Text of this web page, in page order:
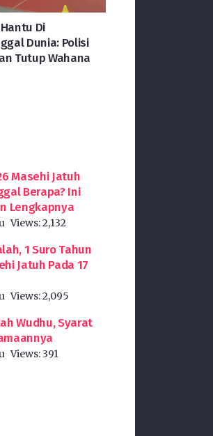
Di
Dunia: Polisi
Tutup Wahana
Masehi Jatuh
Berapa? Ini
Lengkapnya
Views:2,132
1 Suro Tahun
Jatuh Pada 17
Views:2,095
Wudhu, Syarat
Views:391